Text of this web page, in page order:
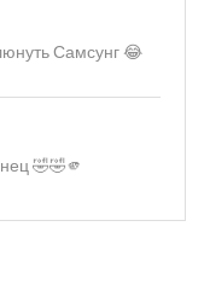
Самсунг 😂
🤣🤣🫵